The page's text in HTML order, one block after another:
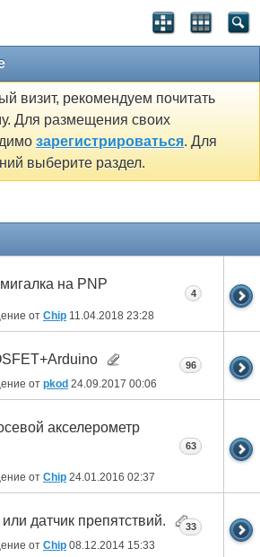
визит, рекомендуем почитать
Для размещения своих
зарегистрироваться. Для
выберите раздел.
на PNP
от Chip 11.04.2018 23:28
4
от pkod 24.09.2017 00:06
96
акселерометр
от Chip 24.01.2016 02:37
63
датчик препятствий.
от Chip 08.12.2014 15:33
33